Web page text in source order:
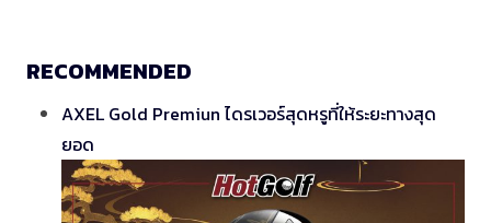
RECOMMENDED
AXEL Gold Premiun ไดรเวอร์สุดหรูที่ให้ระยะทางสุด
ยอด